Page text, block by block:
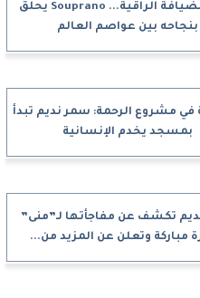
سحر الضيافة الراقية... Souprano يحلق
بنجاحه بين عواصم العالم
في مشروع الرحمة: سمر نديم تبدأ
بمسجد يخدم الإنسانية
تكشف عن مفاجأتها لـ”منى”
مباركة وتعلن عن المزيد من...